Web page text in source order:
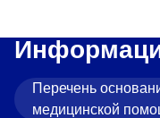
Перечень
медицинской